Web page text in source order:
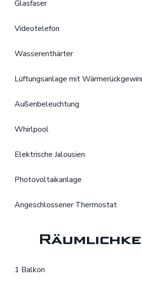
Glasfaser
Videotelefon
Wasserenthärter
Lüftungsanlage mit
Außenbeleuchtung
Whirlpool
Elektrische Jalousien
Photovoltaikanlage
Angeschlossener Thermostat
1 Balkon